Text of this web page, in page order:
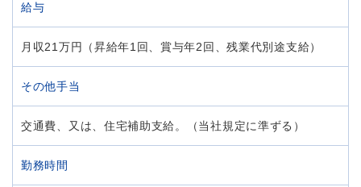
給与
月収21万円（昇給年1回、賞与年2回、残業代別途支給）
その他手当
交通費、又は、住宅補助支給。（当社規定に準ずる）
勤務時間